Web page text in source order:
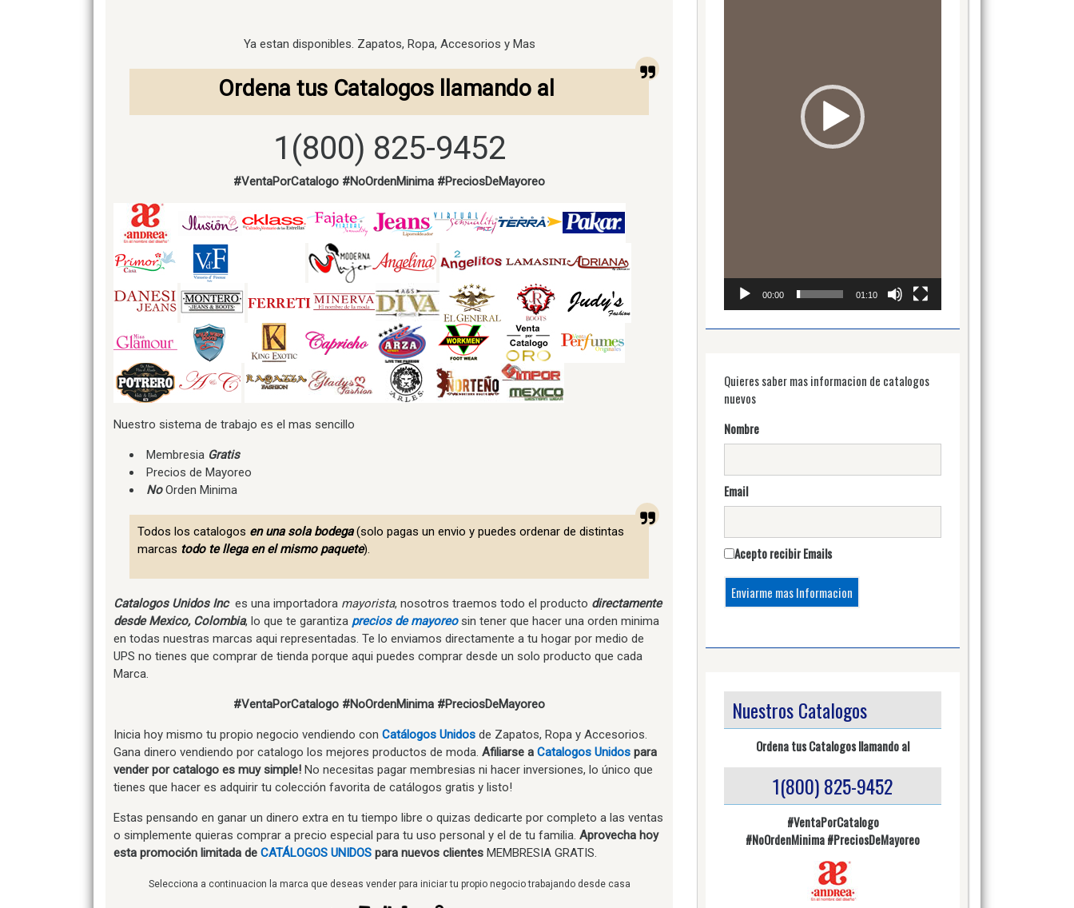
Ya estan disponibles. Zapatos, Ropa, Accesorios y Mas
Ordena tus Catalogos llamando al
1(800) 825-9452
#VentaPorCatalogo #NoOrdenMinima #PreciosDeMayoreo
Nuestro sistema de trabajo es el mas sencillo
Membresia Gratis
Precios de Mayoreo
NoOrden Minima
Todos los catalogos en una sola bodega (solo pagas un envio y puedes ordenar de distintas
marcas todo te llega en el mismo paquete).
Catalogos Unidos Inc es una importadora mayorista, nosotros traemos todo el producto directamente
desde Mexico, Colombia, lo que te garantiza precios de mayoreosin tener que hacer una orden minima
en todas nuestras marcas aqui representadas. Te lo enviamos directamente a tu hogar por medio de
UPS no tienes que comprar de tienda porque aqui puedes comprar desde un solo producto que cada
Marca.
#VentaPorCatalogo #NoOrdenMinima #PreciosDeMayoreo
Inicia hoy mismo tu propio negocio vendiendo con Catálogos Unidos de Zapatos, Ropa y Accesorios.
Gana dinero vendiendo por catalogo los mejores productos de moda. Afiliarse a Catalogos Unidos para
vender por catalogo es muy simple! No necesitas pagar membresias ni hacer inversiones, lo único que
tienes que hacer es adquirir tu colección favorita de catálogos gratis y listo!
Estas pensando en ganar un dinero extra en tu tiempo libre o quizas dedicarte por completo a las ventas
o simplemente quieras comprar a precio especial para tu uso personal y el de tu familia. Aprovecha hoy
esta promoción limitada de CATÁLOGOS UNIDOS para nuevos clientes MEMBRESIA GRATIS.
Selecciona a continuacion la marca que deseas vender para iniciar tu propio negocio trabajando desde casa
00:00 01:10
Quieres saber mas informacion de catalogos
nuevos
Nombre
Email
Acepto recibir Emails
Nuestros Catalogos
Ordena tus Catalogos llamando al
1(800) 825-9452
#VentaPorCatalogo
#NoOrdenMinima#PreciosDeMayoreo